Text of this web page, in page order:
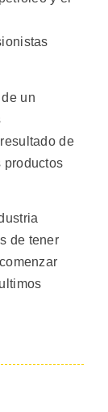
un
de
productos
de tener